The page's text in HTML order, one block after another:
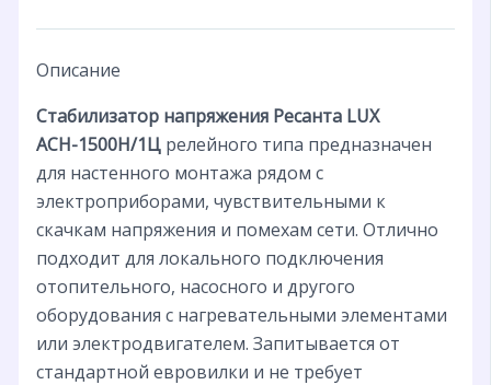
Описание
Стабилизатор напряжения Ресанта LUX
АСН-1500Н/1Ц релейного типа предназначен
для настенного монтажа рядом с
электроприборами, чувствительными к
скачкам напряжения и помехам сети. Отлично
подходит для локального подключения
отопительного, насосного и другого
оборудования с нагревательными элементами
или электродвигателем. Запитывается от
стандартной евровилки и не требует